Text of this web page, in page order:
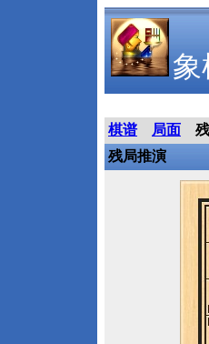
象
棋谱 局面
残局推演